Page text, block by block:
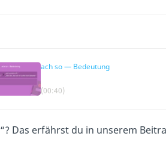
ach so — Bedeutung
(00:40)
“? Das erfährst du in unserem